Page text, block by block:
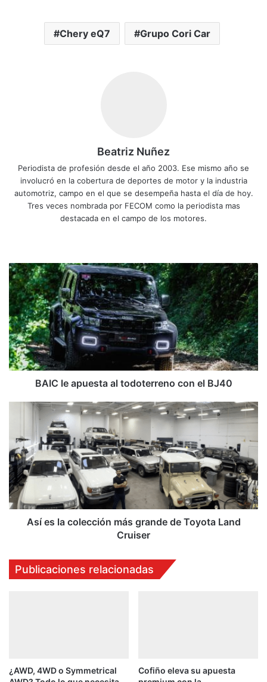
Chery eQ7 Grupo Cori Car
Beatriz Nuñez
Periodista de profesión desde el año 2003. Ese mismo año se
involucró en la cobertura de deportes de motor y la industria
automotriz, campo en el que se desempeña hasta el día de hoy.
Tres veces nombrada por FECOM como la periodista mas
destacada en el campo de los motores.
BAIC
le
apuesta
al
todoterreno
con
el
BJ40
BAIC le apuesta al todoterreno con el BJ40
colección
más
grande
de
Toyota
Land
CruiserAsí es la colección más grande de Toyota Land
Cruiser
Publicaciones relacionadas
¿AWD, 4WD o Symmetrical
Cofiño eleva su apuesta